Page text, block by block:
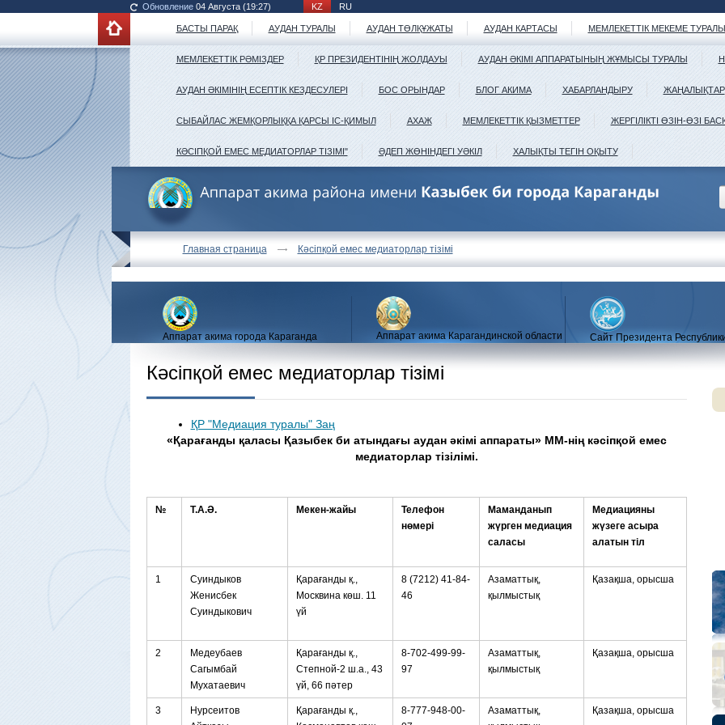
Обновление04 Августа (19:27) KZ RU
БАСТЫ ПАРАҚ АУДАН ТУРАЛЫ АУДАН ТӨЛҚҰЖАТЫ АУДАН КАРТАСЫ МЕМЛЕКЕТТІК МЕКЕМЕ ТУРАЛЫ
МЕМЛЕКЕТТІК РӘМІЗДЕР ҚР ПРЕЗИДЕНТІНІҢ ЖОЛДАУЫ АУДАН ӘКІМІ АППАРАТЫНЫҢ ЖҰМЫСЫ ТУРАЛЫ
АУДАН ӘКІМІНІҢ ЕСЕПТІК КЕЗДЕСУЛЕРІ БОС ОРЫНДАР БЛОГ АКИМА ХАБАРЛАНДЫРУ ЖАҢАЛЫҚТАР
СЫБАЙЛАС ЖЕМҚОРЛЫҚҚА ҚАРСЫ ІС-ҚИМЫЛ АХАЖ МЕМЛЕКЕТТІК ҚЫЗМЕТТЕР ЖЕРГІЛІКТІ ӨЗІН-ӨЗІ
КӘСІПҚОЙ ЕМЕС МЕДИАТОРЛАР ТІЗІМІ" ӘДЕП ЖӨНІНДЕГІ УӘКІЛ ХАЛЫҚТЫ ТЕГІН ОҚЫТУ
Главная страница Кәсіпқой емес медиаторлар тізімі
Аппарат акима города Караганда Аппарат акима Карагандинской области Сайт Президента
Кәсіпқой емес медиаторлар тізімі
ҚР "Медиация туралы" Заң
«Қарағанды қаласы Қазыбек би атындағы аудан әкімі аппараты» ММ-нің кәсіпқой емес
медиаторлар тізілімі.
№ Т.А.Ә. Мекен-жайы
Телефон
нөмері
Маманданып
жүрген медиация
саласы
Медиацияны
жүзеге асыра
алатын тіл
1
Суиндыков
Женисбек
Суиндыкович
Қарағанды қ.,
Москвина көш. 11
үй
8 (7212) 41-84-
46
Азаматтық,
қылмыстық
Қазақша, орысша
2
Медеубаев
Сагымбай
Мухатаевич
Қарағанды қ.,
Степной-2 ш.а., 43
үй, 66 пәтер
8-702-499-99-
97
Азаматтық,
қылмыстық
Қазақша, орысша
3
Нурсеитов
Қарағанды қ.,
8-777-948-00-
Азаматтық,
Қазақша, орысша